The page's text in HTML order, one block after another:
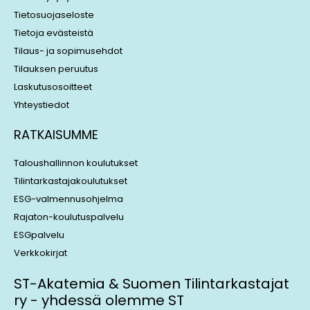
n
Tietosuojaseloste
Tietoja evästeistä
Tilaus- ja sopimusehdot
Tilauksen peruutus
Laskutusosoitteet
Yhteystiedot
RATKAISUMME
Taloushallinnon koulutukset
Tilintarkastajakoulutukset
ESG-valmennusohjelma
Rajaton-koulutuspalvelu
ESGpalvelu
Verkkokirjat
ST-Akatemia & Suomen Tilintarkastajat
ry - yhdessä olemme ST